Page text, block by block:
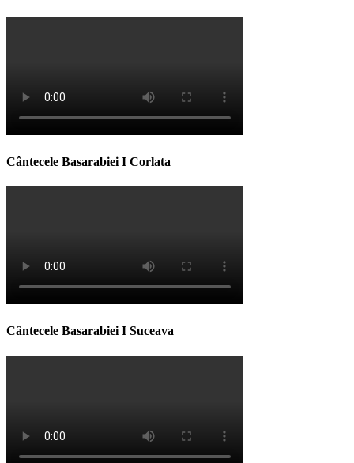
Cântecele Basarabiei I Corlata
Cântecele Basarabiei I Suceava